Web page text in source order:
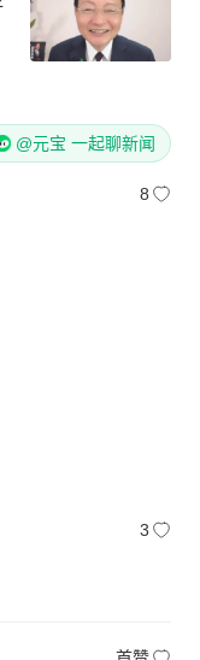
@元宝 一起聊新闻
8
3